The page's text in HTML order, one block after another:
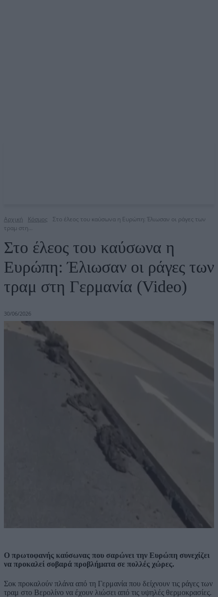
Αρχική Κόσμος
Στο έλεος του καύσωνα η Ευρώπη: Έλιωσαν οι ράγες των
τραμ στη...
Στο έλεος του καύσωνα η
Ευρώπη: Έλιωσαν οι ράγες των
τραμ στη Γερμανία (Video)
30/06/2026
Ο πρωτοφανής καύσωνας που σαρώνει την Ευρώπη συνεχίζει
να προκαλεί σοβαρά προβλήματα σε πολλές χώρες.
Σοκ προκαλούν πλάνα από τη Γερμανία που δείχνουν τις ράγες των
τραμ στο Βερολίνο να έχουν λιώσει από τις υψηλές θερμοκρασίες.